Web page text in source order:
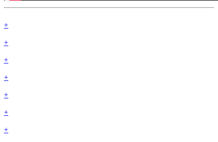
+
+
+
+
+
+
+